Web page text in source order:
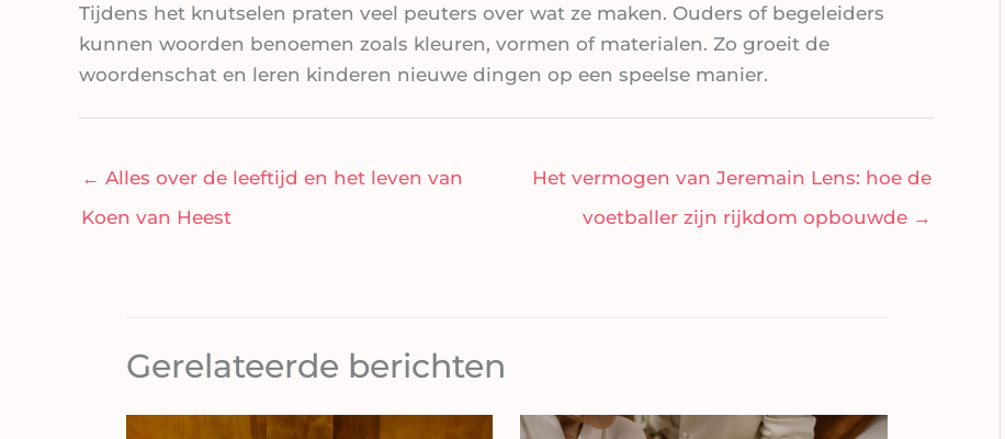
Tijdens het knutselen praten veel peuters over wat ze maken. Ouders of begeleiders
kunnen woorden benoemen zoals kleuren, vormen of materialen. Zo groeit de
woordenschat en leren kinderen nieuwe dingen op een speelse manier.
← Alles over de leeftijd en het leven van
Koen van Heest
Het vermogen van Jeremain Lens: hoe de
voetballer zijn rijkdom opbouwde →
Gerelateerde berichten